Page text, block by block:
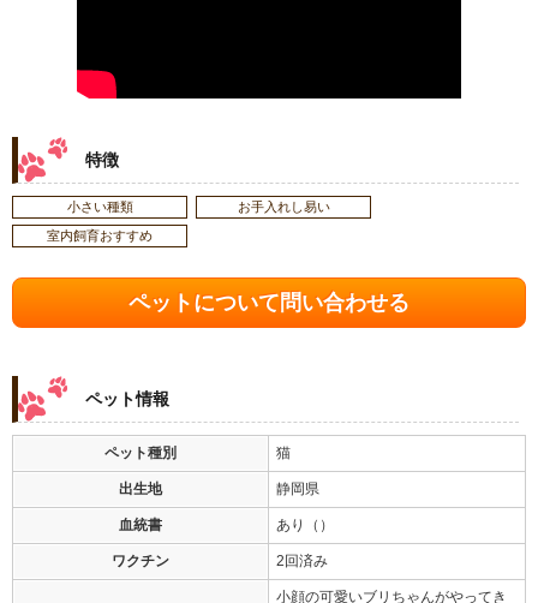
特徴
小さい種類
お手入れし易い
室内飼育おすすめ
ペットについて問い合わせる
ペット情報
ペット種別 猫
出生地 静岡県
血統書 あり（）
ワクチン 2回済み
小顔の可愛いブリちゃんがやってき